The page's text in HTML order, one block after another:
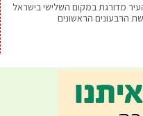
מדורגת במקום השלישי בישראל
הרבעונים הראשונים